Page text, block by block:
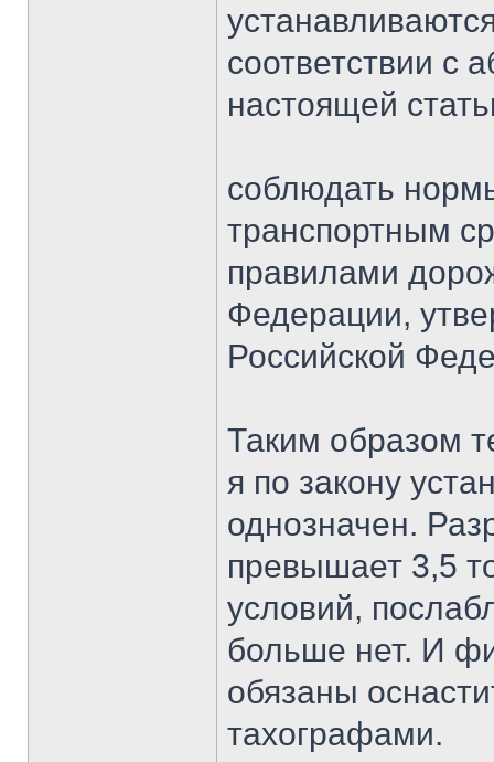
соответствии с
настоящей
соблюдать
транспортным
правилами
Федерации,
Российской
Таким образом
я по закону
однозначен.
превышает 3,5
условий,
больше нет. И
обязаны
тахографами.